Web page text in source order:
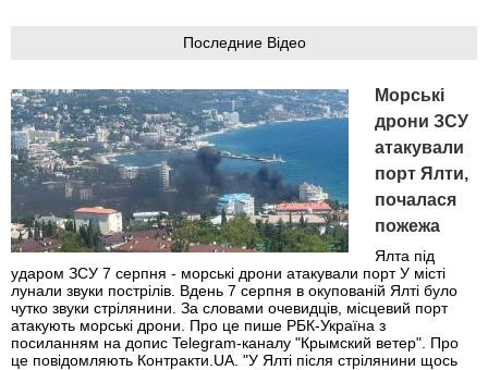
Последние Відео
Морські
дрони ЗСУ
атакували
порт Ялти,
почалася
пожежа
Ялта під
ударом ЗСУ 7 серпня - морські дрони атакували порт У місті
лунали звуки пострілів. Вдень 7 серпня в окупованій Ялті було
чутко звуки стрілянини. За словами очевидців, місцевий порт
атакують морські дрони. Про це пише РБК-Україна з
посиланням на допис Telegram-каналу "Крымский ветер". Про
це повідомляють Контракти.UA. "У Ялті після стрілянини щось